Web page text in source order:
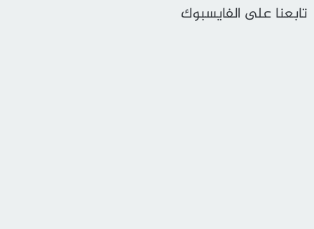
تابعنا على الفايسبوك